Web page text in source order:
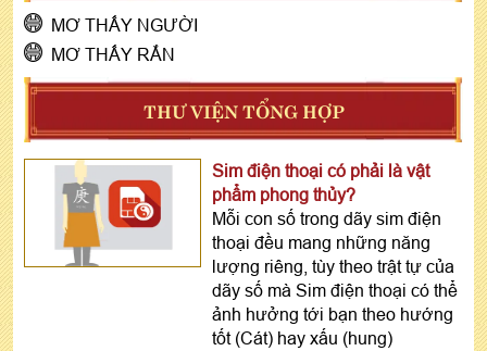
MƠ THẤY NGƯỜI
MƠ THẤY RẮN
THƯ VIỆN TỔNG HỢP
Sim điện thoại có phải là vật
phẩm phong thủy?
Mỗi con số trong dãy sim điện
thoại đều mang những năng
lượng riêng, tùy theo trật tự của
dãy số mà Sim điện thoại có thể
ảnh hưởng tới bạn theo hướng
tốt (Cát) hay xấu (hung)